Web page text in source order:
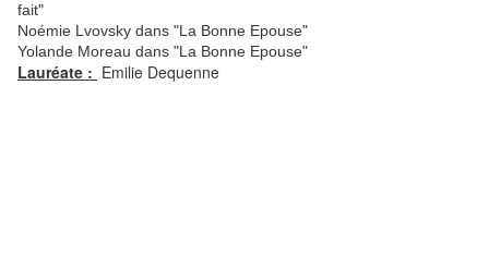
fait"
Noémie Lvovsky dans "La Bonne Epouse"
Yolande Moreau dans "La Bonne Epouse"
Lauréate : Emilie Dequenne